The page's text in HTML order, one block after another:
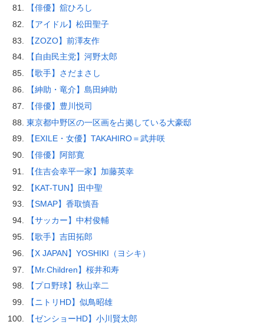
【俳優】舘ひろし
【アイドル】松田聖子
【ZOZO】前澤友作
【自由民主党】河野太郎
【歌手】さだまさし
【紳助・竜介】島田紳助
【俳優】豊川悦司
東京都中野区の一区画を占拠している大豪邸
【EXILE・女優】TAKAHIRO＝武井咲
【俳優】阿部寛
【住吉会幸平一家】加藤英幸
【KAT-TUN】田中聖
【SMAP】香取慎吾
【サッカー】中村俊輔
【歌手】吉田拓郎
【X JAPAN】YOSHIKI（ヨシキ）
【Mr.Children】桜井和寿
【プロ野球】秋山幸二
【ニトリHD】似鳥昭雄
【ゼンショーHD】小川賢太郎